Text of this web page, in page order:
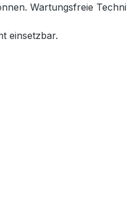
Wartungsfreie
einsetzbar.